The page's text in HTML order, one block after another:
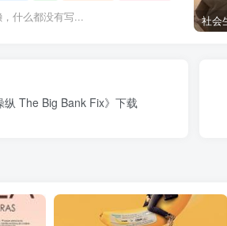
什么都没有写...
The Big Bank Fix》下载